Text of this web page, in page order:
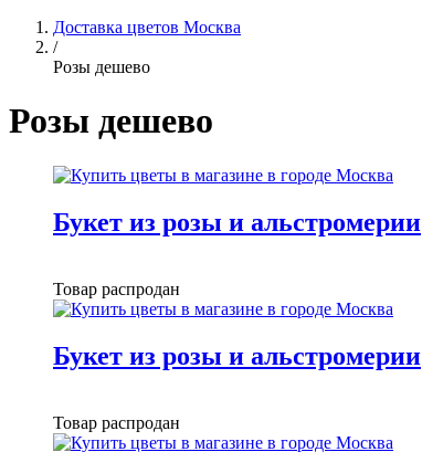
Доставка цветов Москва
/
Розы дешево
Розы дешево
Букет из розы и альстромерии
Товар распродан
Букет из розы и альстромерии
Товар распродан